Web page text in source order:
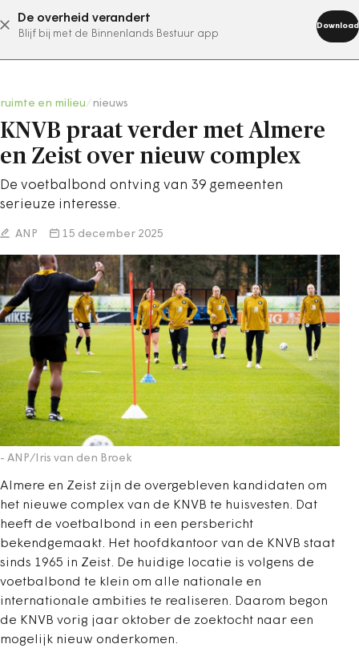
De overheid verandert
Blijf bij met de Binnenlands Bestuur app
Download
abonneer nu
ruimte en milieu nieuws
KNVB praat verder met Almere
en Zeist over nieuw complex
De voetbalbond ontving van 39 gemeenten
serieuze interesse.
ANP 15 december 2025
- ANP/Iris van den Broek
Almere en Zeist zijn de overgebleven kandidaten om
het nieuwe complex van de KNVB te huisvesten. Dat
heeft de voetbalbond in een persbericht
bekendgemaakt. Het hoofdkantoor van de KNVB staat
sinds 1965 in Zeist. De huidige locatie is volgens de
voetbalbond te klein om alle nationale en
internationale ambities te realiseren. Daarom begon
de KNVB vorig jaar oktober de zoektocht naar een
mogelijk nieuw onderkomen.